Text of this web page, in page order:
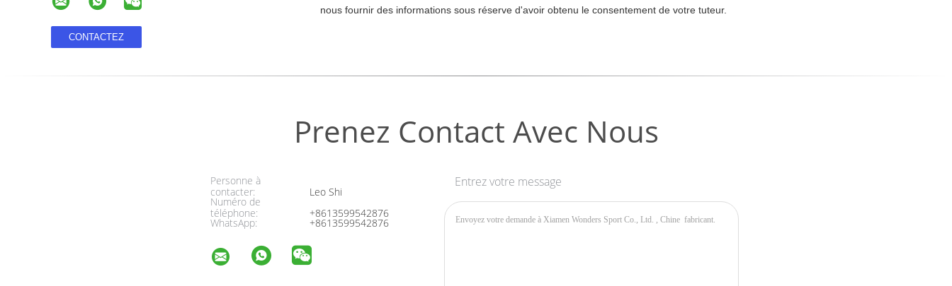
nous fournir des informations sous réserve d'avoir obtenu le consentement de votre tuteur.
Prenez Contact Avec Nous
Personne à
contacter:
Leo Shi
Numéro de
téléphone:
+8613599542876
WhatsApp: +8613599542876
Entrez votre message